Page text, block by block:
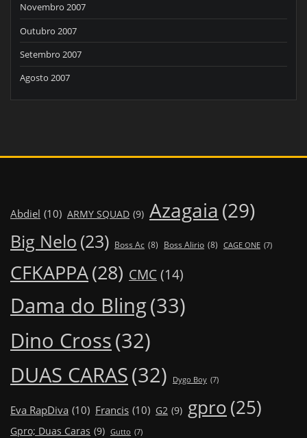
Novembro 2007
Outubro 2007
Setembro 2007
Agosto 2007
Abdiel (10) ARMY SQUAD (9) Azagaia (29)
Big Nelo (23) Boss Ac (8) Boss Alirio (8) CAGE ONE (7)
CFKAPPA(28) CMC (14)
Dama do Bling(33)
Dino Cross(32)
DUAS CARAS(32) Dygo Boy (7)
Eva RapDiva (10) Francis (10) G2 (9) gpro(25)
Gpro; Duas Caras (9) Gutto (7)